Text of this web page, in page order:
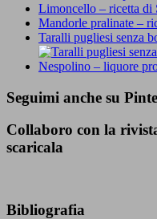
Limoncello – ricetta di
Mandorle pralinate –
Taralli pugliesi senza
Nespolino – liquore
Seguimi anche su
Collaboro con la
scaricala
Bibliografia